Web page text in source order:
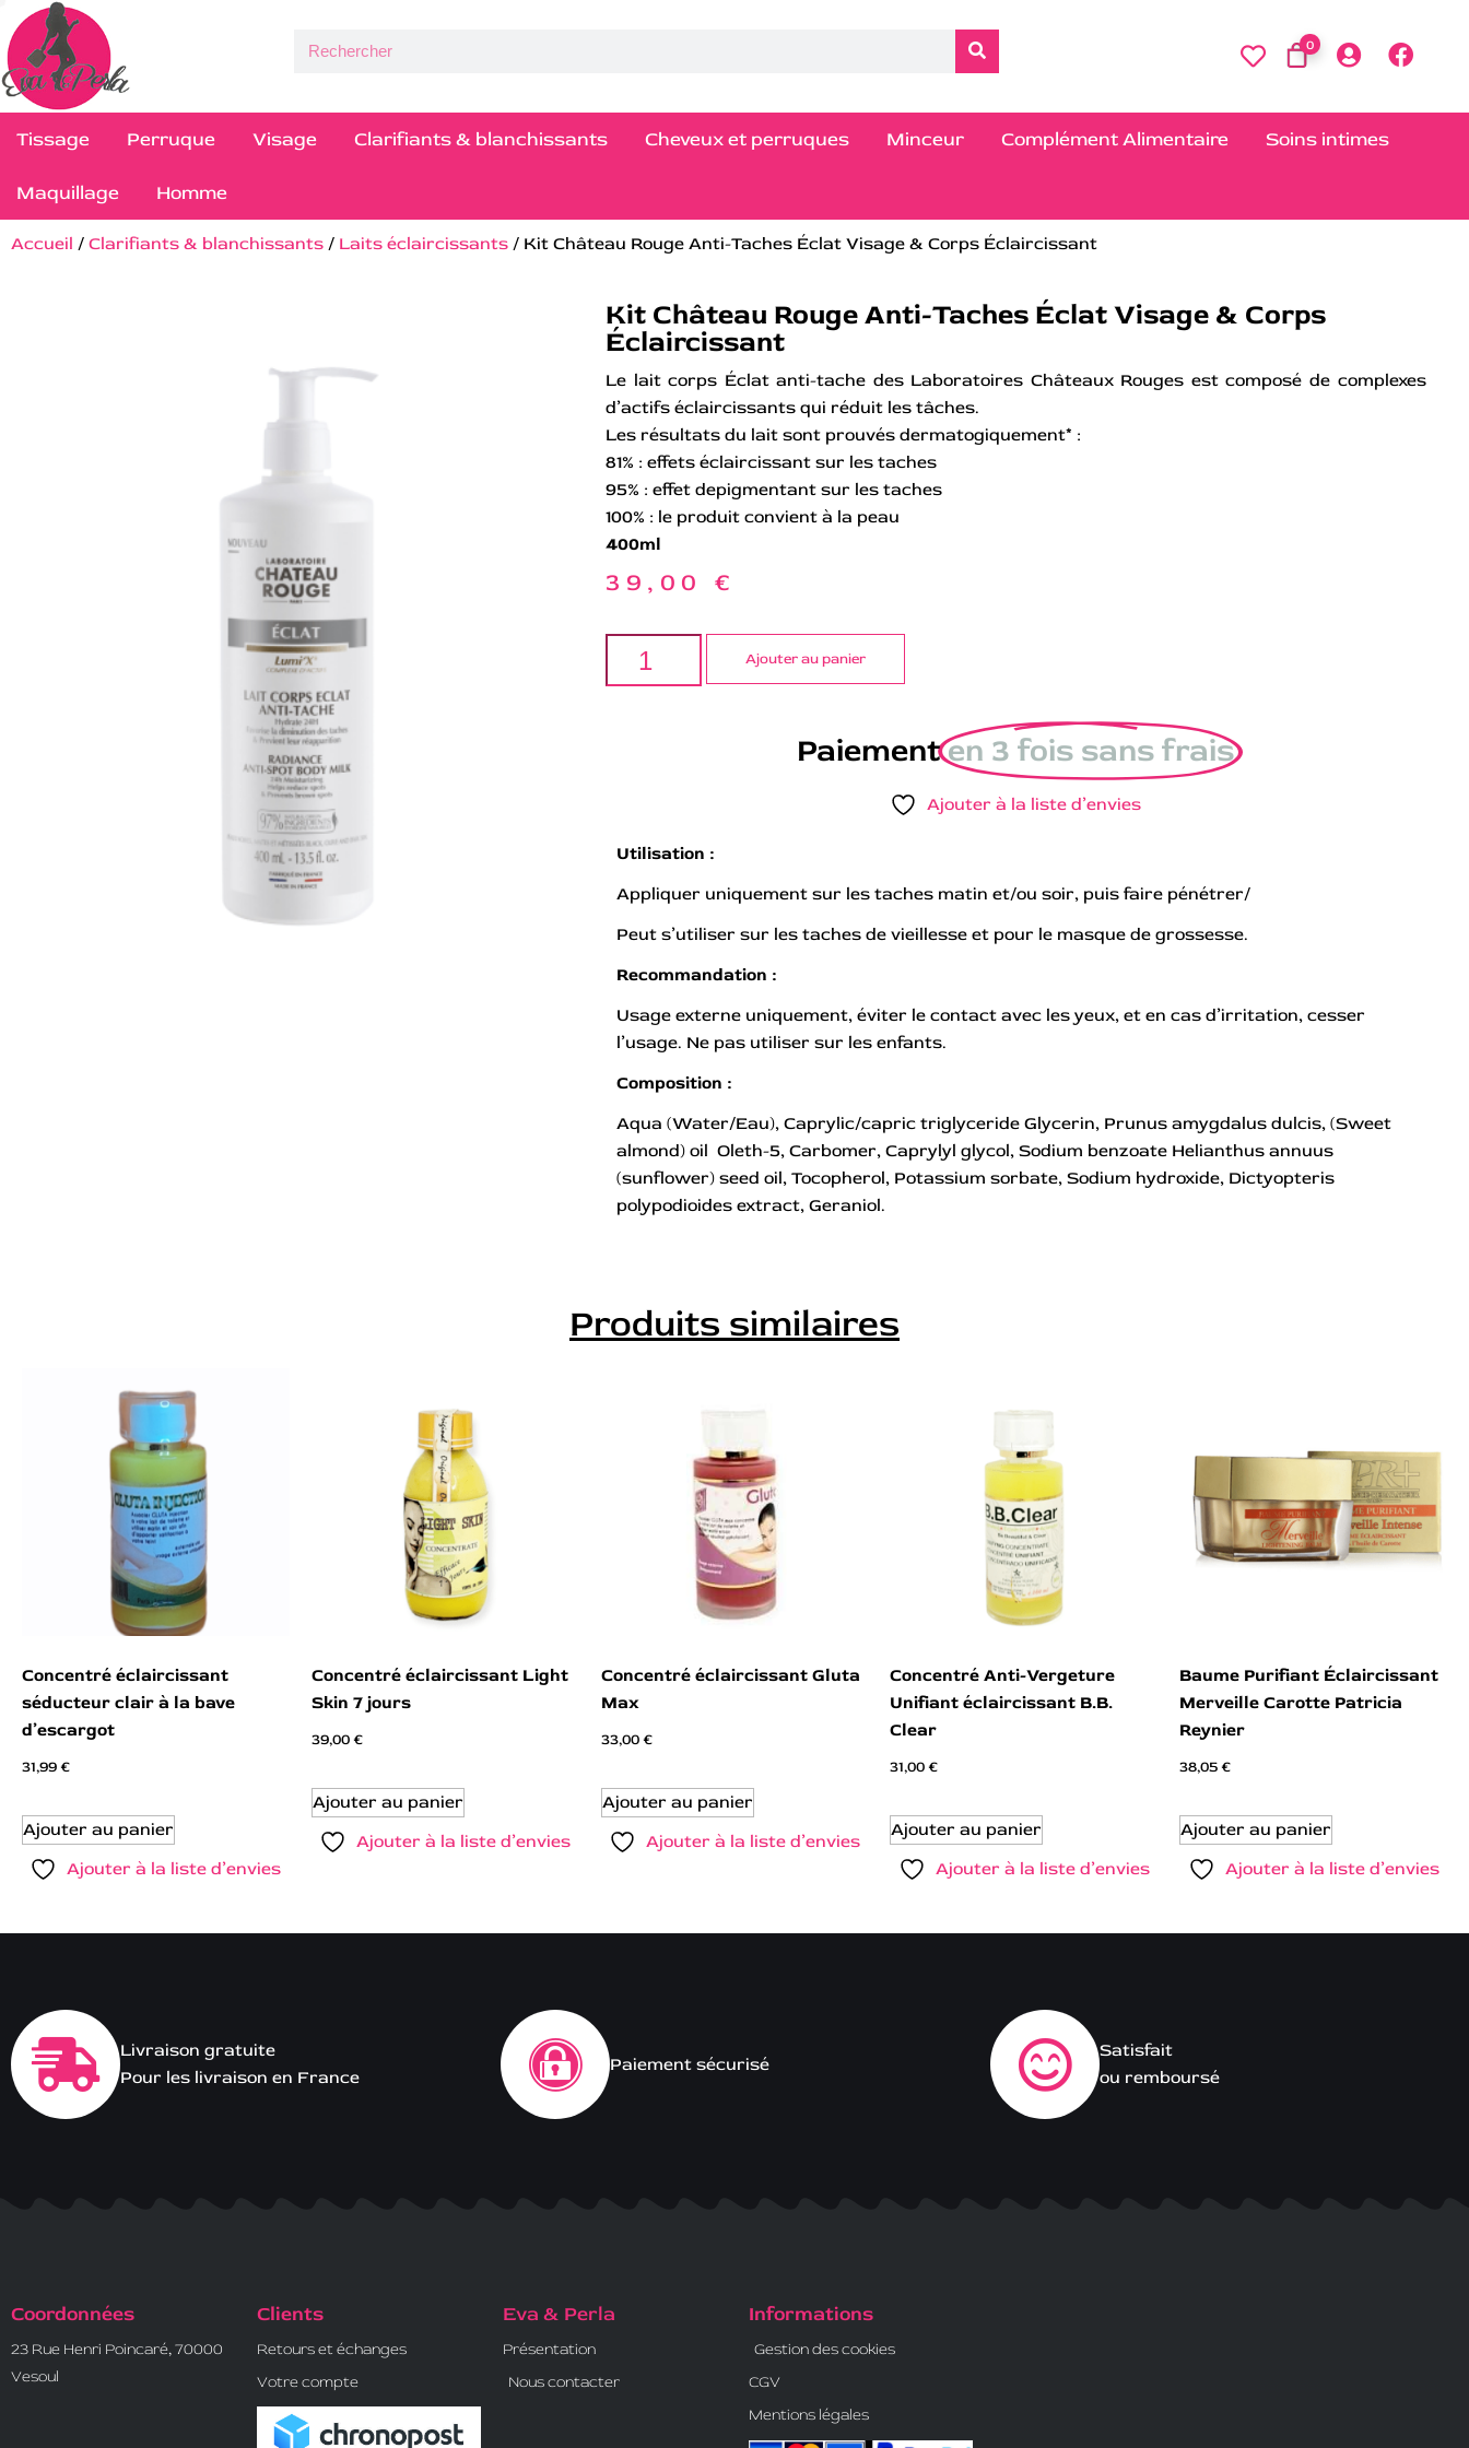
0
Tissage Perruque Visage Clarifiants & blanchissants Cheveux et perruques Minceur Complément Alimentaire Soins intimes
Maquillage Homme
Accueil / Clarifiants & blanchissants / Laits éclaircissants / Kit Château Rouge Anti-Taches Éclat Visage & Corps Éclaircissant
Kit Château Rouge Anti-Taches Éclat Visage & Corps
Éclaircissant
Le lait corps Éclat anti-tache des Laboratoires Châteaux Rouges est composé de complexes
d’actifs éclaircissants qui réduit les tâches.
Les résultats du lait sont prouvés dermatogiquement* :
81% : effets éclaircissant sur les taches
95% : effet depigmentant sur les taches
100% : le produit convient à la peau
400ml
39,00 €
Ajouter au panier
Paiementen 3 fois sans frais
Ajouter à la liste d’envies
Utilisation :
Appliquer uniquement sur les taches matin et/ou soir, puis faire pénétrer/
Peut s’utiliser sur les taches de vieillesse et pour le masque de grossesse.
Recommandation :
Usage externe uniquement, éviter le contact avec les yeux, et en cas d’irritation, cesser
l’usage. Ne pas utiliser sur les enfants.
Composition :
Aqua (Water/Eau), Caprylic/capric triglyceride Glycerin, Prunus amygdalus dulcis, (Sweet
almond) oil Oleth-5, Carbomer, Caprylyl glycol, Sodium benzoate Helianthus annuus
(sunflower) seed oil, Tocopherol, Potassium sorbate, Sodium hydroxide, Dictyopteris
polypodioides extract, Geraniol.
Produits similaires
Concentré éclaircissant
séducteur clair à la bave
d’escargot
31,99€
Ajouter au panier
Ajouter à la liste d’envies
Concentré éclaircissant Light
Skin 7 jours
39,00€
Ajouter au panier
Ajouter à la liste d’envies
Concentré éclaircissant Gluta
Max
33,00€
Ajouter au panier
Ajouter à la liste d’envies
Concentré Anti-Vergeture
Unifiant éclaircissant B.B.
Clear
31,00€
Ajouter au panier
Ajouter à la liste d’envies
Baume Purifiant Éclaircissant
Merveille Carotte Patricia
Reynier
38,05€
Ajouter au panier
Ajouter à la liste d’envies
Livraison gratuite
Pour les livraison en France
Paiement sécurisé
Satisfait
ou remboursé
Coordonnées
23 Rue Henri Poincaré, 70000
Vesoul
Clients
Retours et échanges
Votre compte
Eva & Perla
Présentation
Nous contacter
Informations
Gestion des cookies
CGV
Mentions légales